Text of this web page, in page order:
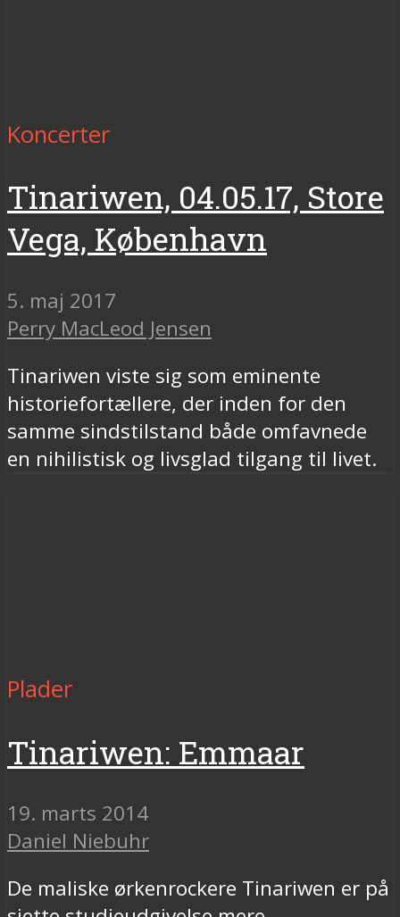
Koncerter
Tinariwen, 04.05.17, Store
Vega, København
5. maj 2017
Perry MacLeod Jensen
Tinariwen viste sig som eminente
historiefortællere, der inden for den
samme sindstilstand både omfavnede
en nihilistisk og livsglad tilgang til livet.
Plader
Tinariwen: Emmaar
19. marts 2014
Daniel Niebuhr
De maliske ørkenrockere Tinariwen er på